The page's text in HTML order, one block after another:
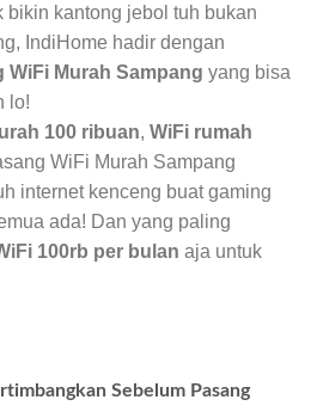
bikin kantong jebol tuh bukan
IndiHome hadir dengan
WiFi Murah Sampang yang bisa
lo!
100 ribuan, WiFi rumah
WiFi Murah Sampang
internet kenceng buat gaming
ada! Dan yang paling
100rb per bulan aja untuk
Sebelum Pasang